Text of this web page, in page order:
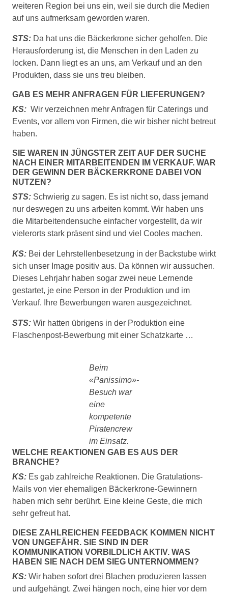
weiteren Region bei uns ein, weil sie durch die Medien
auf uns aufmerksam geworden waren.
STS: Da hat uns die Bäckerkrone sicher geholfen. Die
Herausforderung ist, die Menschen in den Laden zu
locken. Dann liegt es an uns, am Verkauf und an den
Produkten, dass sie uns treu bleiben.
GAB ES MEHR ANFRAGEN FÜR LIEFERUNGEN?
KS: Wir verzeichnen mehr Anfragen für Caterings und
Events, vor allem von Firmen, die wir bisher nicht betreut
haben.
SIE WAREN IN JÜNGSTER ZEIT AUF DER SUCHE
NACH EINER MITARBEITENDEN IM VERKAUF. WAR
DER GEWINN DER BÄCKERKRONE DABEI VON
NUTZEN?
STS: Schwierig zu sagen. Es ist nicht so, dass jemand
nur deswegen zu uns arbeiten kommt. Wir haben uns
die Mitarbeitendensuche einfacher vorgestellt, da wir
vielerorts stark präsent sind und viel Cooles machen.
KS: Bei der Lehrstellenbesetzung in der Backstube wirkt
sich unser Image positiv aus. Da können wir aussuchen.
Dieses Lehrjahr haben sogar zwei neue Lernende
gestartet, je eine Person in der Produktion und im
Verkauf. Ihre Bewerbungen waren ausgezeichnet.
STS: Wir hatten übrigens in der Produktion eine
Flaschenpost-Bewerbung mit einer Schatzkarte …
Beim
«Panissimo»-
Besuch war
eine
kompetente
Piratencrew
im Einsatz.
WELCHE REAKTIONEN GAB ES AUS DER
BRANCHE?
KS: Es gab zahlreiche Reaktionen. Die Gratulations-
Mails von vier ehemaligen Bäckerkrone-Gewinnern
haben mich sehr berührt. Eine kleine Geste, die mich
sehr gefreut hat.
DIESE ZAHLREICHEN FEEDBACK KOMMEN NICHT
VON UNGEFÄHR. SIE SIND IN DER
KOMMUNIKATION VORBILDLICH AKTIV. WAS
HABEN SIE NACH DEM SIEG UNTERNOMMEN?
KS: Wir haben sofort drei Blachen produzieren lassen
und aufgehängt. Zwei hängen noch, eine hier vor dem